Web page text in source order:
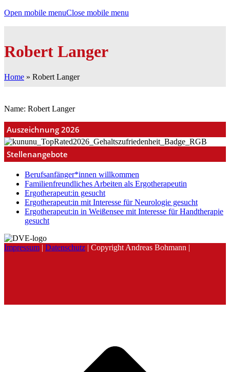
Open mobile menuClose mobile menu
Robert Langer
Home » Robert Langer
Name: Robert Langer
Auszeichnung 2026
Stellenangebote
Berufsanfänger*innen willkommen
Familienfreundliches Arbeiten als Ergotherapeutin
Ergotherapeut:in gesucht
Ergotherapeut:in mit Interesse für Neurologie gesucht
Ergotherapeut:in in Weißensee mit Interesse für Handtherapie
gesucht
Impressum | Datenschutz | Copyright Andreas Bohmann |